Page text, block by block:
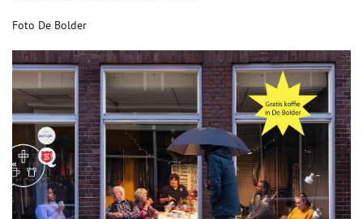
Foto De Bolder